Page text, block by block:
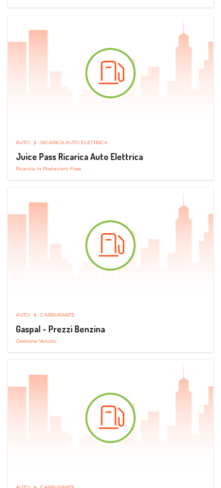
AUTO RICARICA AUTO ELETTRICA
Juice Pass Ricarica Auto Elettrica
Ricarica in Postazioni Fisse
AUTO CARBURANTE
Gaspal - Prezzi Benzina
Gestione Veicolo